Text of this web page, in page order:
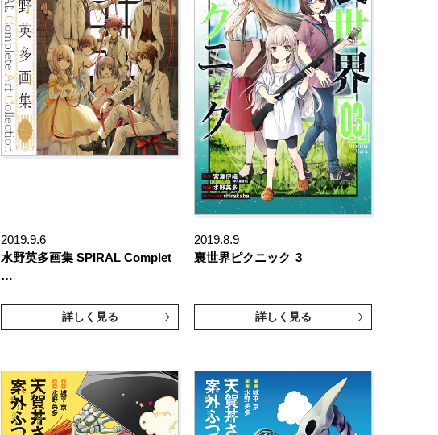
2019.9.6
水野英多画集 SPIRAL Complet
…
詳しく見る
2019.8.9
裏世界ピクニック 3
詳しく見る